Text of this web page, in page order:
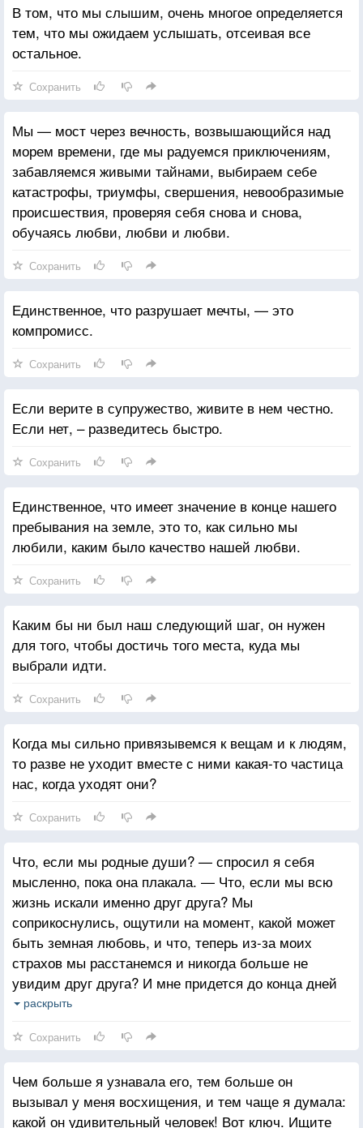
В том, что мы слышим, очень многое определяется
тем, что мы ожидаем услышать, отсеивая все
остальное.
Сохранить
Мы — мост через вечность, возвышающийся над
морем времени, где мы радуемся приключениям,
забавляемся живыми тайнами, выбираем себе
катастрофы, триумфы, свершения, невообразимые
происшествия, проверяя себя снова и снова,
обучаясь любви, любви и любви.
Сохранить
Единственное, что разрушает мечты, — это
компромисс.
Сохранить
Если верите в супружество, живите в нем честно.
Если нет, – разведитесь быстро.
Сохранить
Единственное, что имеет значение в конце нашего
пребывания на земле, это то, как сильно мы
любили, каким было качество нашей любви.
Сохранить
Каким бы ни был наш следующий шаг, он нужен
для того, чтобы достичь того места, куда мы
выбрали идти.
Сохранить
Когда мы сильно привязывемся к вещам и к людям,
то разве не уходит вместе с ними какая-то частица
нас, когда уходят они?
Сохранить
Что, если мы родные души? — спросил я себя
мысленно, пока она плакала. — Что, если мы всю
жизнь искали именно друг друга? Мы
соприкоснулись, ощутили на момент, какой может
быть земная любовь, и что, теперь из-за моих
страхов мы расстанемся и никогда больше не
увидим друг друга? И мне придется до конца дней
своих искать ту, что я уже однажды нашел, но
раскрыть
Сохранить
Чем больше я узнавала его, тем больше он
вызывал у меня восхищения, и тем чаще я думала:
какой он удивительный человек! Вот ключ. Ищите